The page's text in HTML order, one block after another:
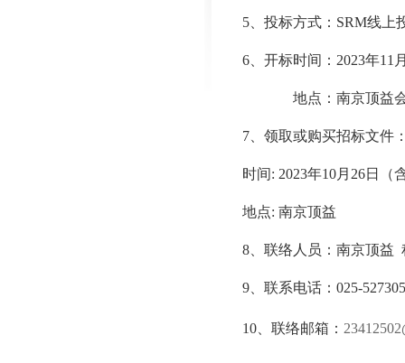
5 、投标方式： SRM线上
6 、开标时间： 2023年11
地点：南京顶益
7 、领取或购买招标文件
时间: 2023年10月 26日（
地点: 南京顶益
8 、联络人员：南京顶益
9 、联系电话： 025-
10 、联络邮箱：